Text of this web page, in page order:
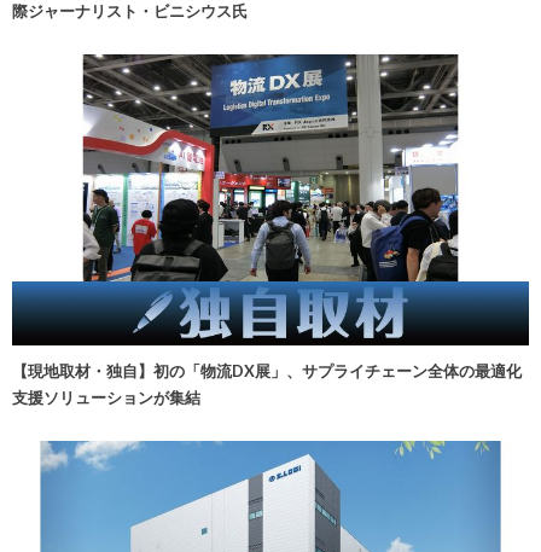
際ジャーナリスト・ビニシウス氏
【現地取材・独自】初の「物流DX展」、サプライチェーン全体の最適化
支援ソリューションが集結